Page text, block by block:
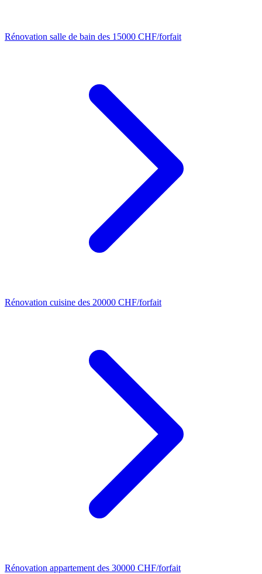
Rénovation salle de bain des 15000 CHF/forfait
Rénovation cuisine des 20000 CHF/forfait
Rénovation appartement des 30000 CHF/forfait